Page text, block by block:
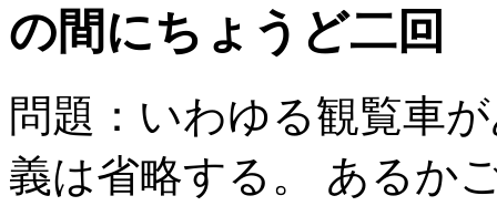
の間にちょうど二回
問題：いわゆる観覧車
義は省略する。 あるか